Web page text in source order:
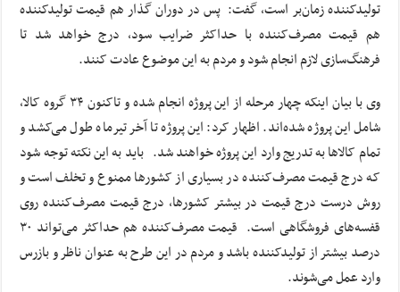
تولیدکننده زمان‌بر است، گفت: پس در دوران گذار هم قیمت تولیدکننده
هم قیمت مصرف‌کننده با حداکثر ضرایب سود، درج خواهد شد تا
فرهنگ‌سازی لازم انجام شود و مردم به این موضوع عادت کنند.
وی با بیان اینکه چهار مرحله از این پروژه انجام شده و تاکنون ۳۴ گروه کالا،
شامل این پروژه شده‌اند. اظهار کرد: این پروژه تا آخر تیرماه طول می‌کشد و
تمام کالاها به تدریج وارد این پروژه خواهند شد. باید به این نکته توجه شود
که درج قیمت مصرف‌کننده در بسیاری از کشورها ممنوع و تخلف است و
روش درست درج قیمت در بیشتر کشورها، درج قیمت مصرف‌کننده روی
قفسه‌های فروشگاهی است. قیمت مصرف‌کننده هم حداکثر می‌تواند ۳۰
درصد بیشتر از تولیدکننده باشد و مردم در این طرح به عنوان ناظر و بازرس
وارد عمل می‌شوند.